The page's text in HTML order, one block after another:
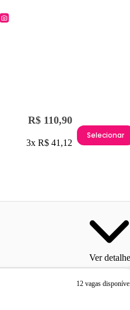
R$ 110,90
3x R$ 41,12
Selecionar
Ver
12 vagas